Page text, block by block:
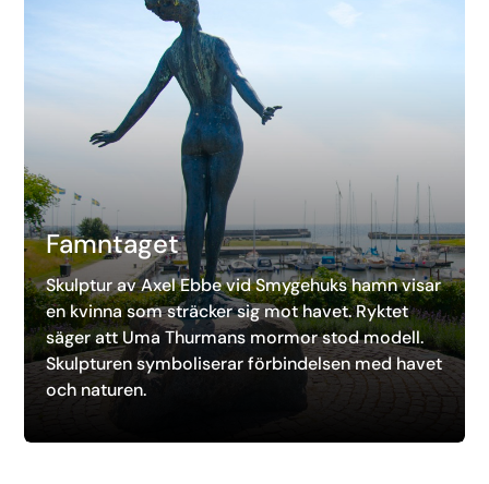
Famntaget
Skulptur av Axel Ebbe vid Smygehuks hamn visar
en kvinna som sträcker sig mot havet. Ryktet
säger att Uma Thurmans mormor stod modell.
Skulpturen symboliserar förbindelsen med havet
och naturen.